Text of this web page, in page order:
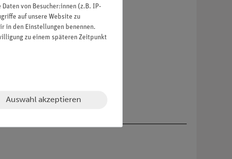
von Besucher:innen (z.B. IP-
auf unsere Website zu
in den Einstellungen benennen.
zu einem späteren Zeitpunkt
Auswahl akzeptieren